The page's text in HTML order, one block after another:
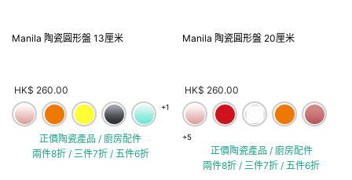
Manila 陶瓷圓形盤 13厘米
HK$ 260.00
+1
正價陶瓷產品 / 廚房配件
兩件8折 / 三件7折 / 五件6折
Manila 陶瓷圓形盤 20厘米
HK$ 260.00
+5
正價陶瓷產品 / 廚房配件
兩件8折 / 三件7折 / 五件6折